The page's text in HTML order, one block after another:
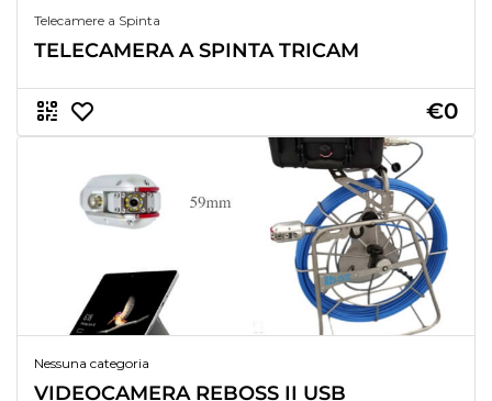
Telecamere a Spinta
TELECAMERA A SPINTA TRICAM
€0
Nessuna categoria
VIDEOCAMERA REBOSS II USB